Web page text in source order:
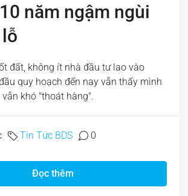
năm ngậm ngùi
đất, không ít nhà đầu tư lao vào
quy hoạch đến nay vẫn thấy mình
khó "thoát hàng".
Tin Tức BDS 0
Đọc thêm